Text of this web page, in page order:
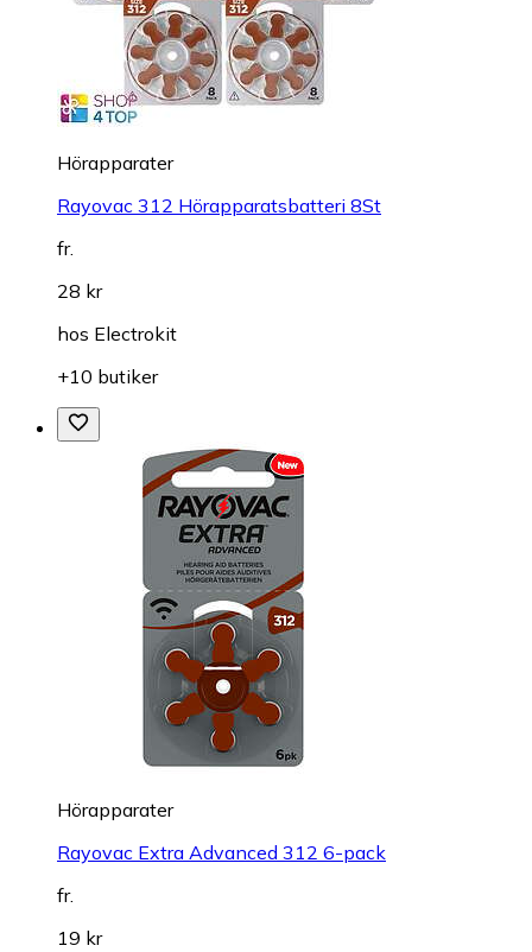
Hörapparater
Rayovac 312 Hörapparatsbatteri 8St
fr.
28 kr
hos Electrokit
+10 butiker
Hörapparater
Rayovac Extra Advanced 312 6-pack
fr.
19 kr